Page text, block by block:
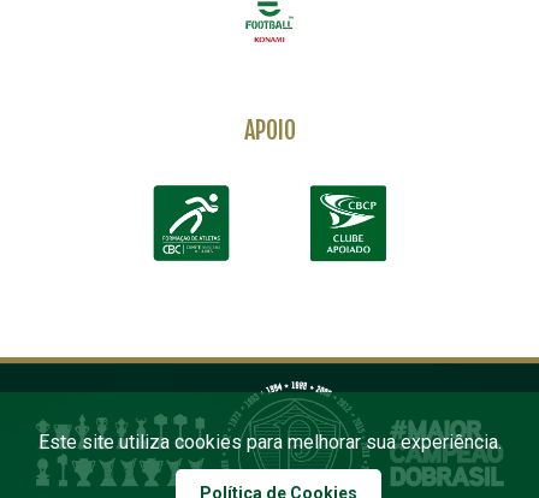
APOIO
Este site utiliza cookies para melhorar sua experiência.
Política de Cookies